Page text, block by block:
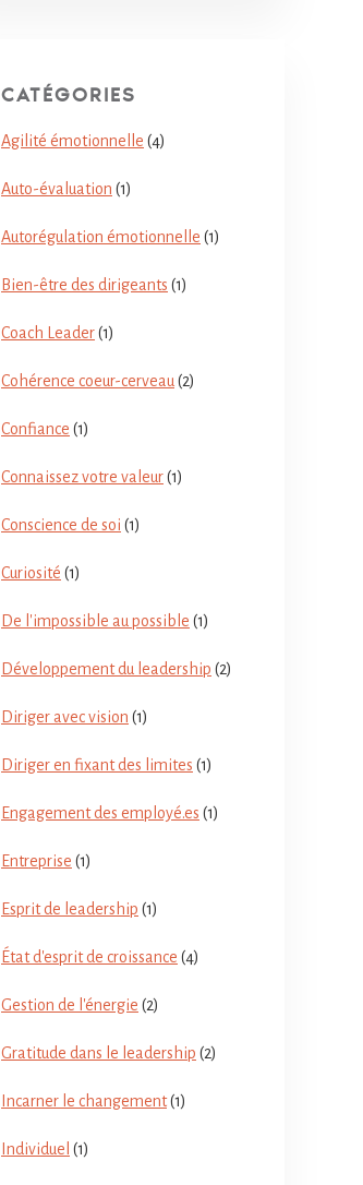
CATÉGORIES
Agilité émotionnelle (4)
Auto-évaluation (1)
Autorégulation émotionnelle (1)
Bien-être des dirigeants (1)
Coach Leader(1)
Cohérence coeur-cerveau (2)
Confiance (1)
Connaissez votre valeur(1)
Conscience de soi (1)
Curiosité (1)
De l'impossible au possible (1)
Développement du leadership (2)
Diriger avec vision (1)
Diriger en fixant des limites (1)
Engagement des employé.es (1)
Entreprise (1)
Esprit de leadership (1)
État d'esprit de croissance (4)
Gestion de l'énergie (2)
Gratitude dans le leadership (2)
Incarner le changement(1)
Individuel (1)